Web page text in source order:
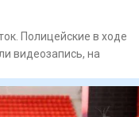
Полицейские в ходе
видеозапись, на